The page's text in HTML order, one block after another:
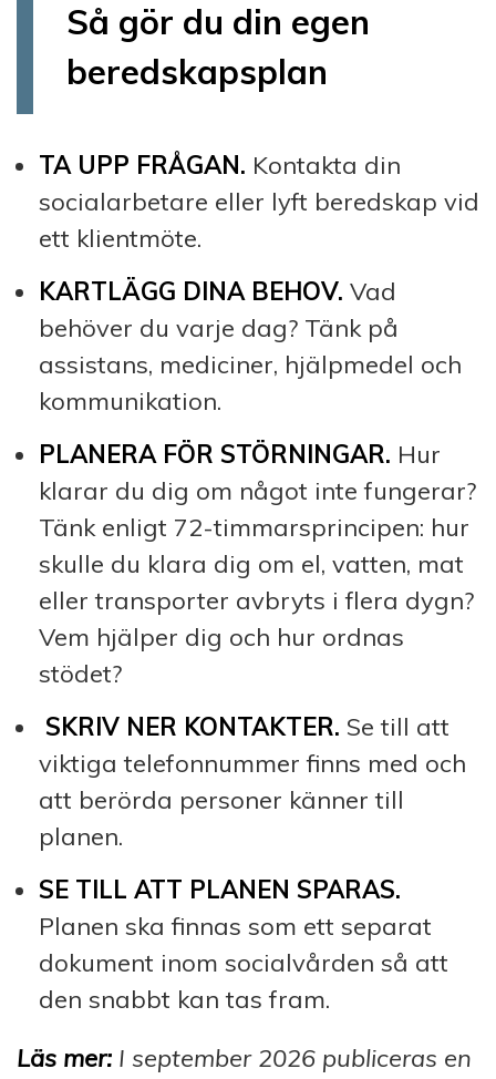
Så gör du din egen
beredskapsplan
TA UPP FRÅGAN. Kontakta din
socialarbetare eller lyft beredskap vid
ett klientmöte.
KARTLÄGG DINA BEHOV. Vad
behöver du varje dag? Tänk på
assistans, mediciner, hjälpmedel och
kommunikation.
PLANERA FÖR STÖRNINGAR. Hur
klarar du dig om något inte fungerar?
Tänk enligt 72-timmarsprincipen: hur
skulle du klara dig om el, vatten, mat
eller transporter avbryts i flera dygn?
Vem hjälper dig och hur ordnas
stödet?
SKRIV NER KONTAKTER. Se till att
viktiga telefonnummer finns med och
att berörda personer känner till
planen.
SE TILL ATT PLANEN SPARAS.
Planen ska finnas som ett separat
dokument inom socialvården så att
den snabbt kan tas fram.
Läs mer: I september 2026 publiceras en